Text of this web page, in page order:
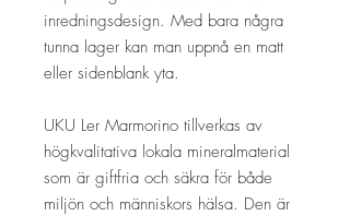
inredningsdesign. Med bara några
tunna lager kan man uppnå en matt
eller sidenblank yta.
UKU Ler Marmorino tillverkas av
högkvalitativa lokala mineralmaterial
som är giftfria och säkra för både
miljön och människors hälsa. Den är